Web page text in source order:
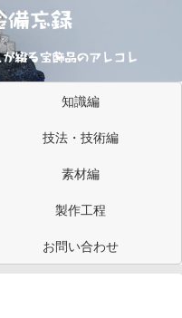
知識編
技法・技術編
素材編
製作工程
お問い合わせ